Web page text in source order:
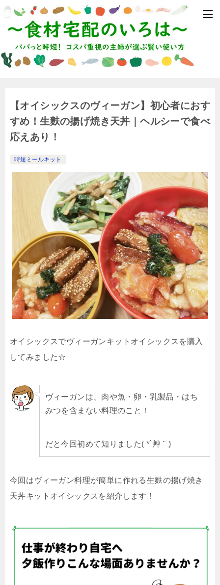
【オイシックスのヴィーガン】初心者におす
すめ！生麩の揚げ焼き天丼｜ヘルシーで食べ
応えあり！
時短ミールキット
オイシックスでヴィーガンキットオイシックスを購入
してみました☆
ヴィーガンは、肉や魚・卵・乳製品・はち
みつを含まない料理のこと！
だと今回初めて知りました( *´艸｀)
今回はヴィーガン料理が簡単に作れる生麩の揚げ焼き
天丼キットオイシックスを紹介します！